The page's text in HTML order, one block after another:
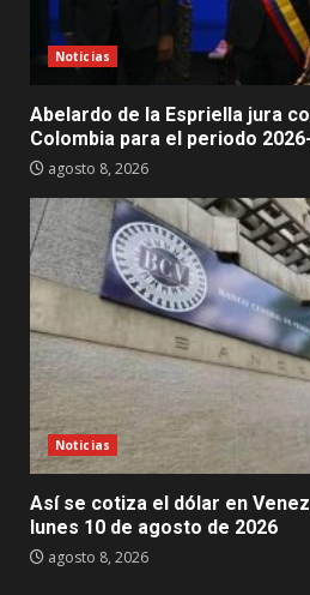
Noticias
Abelardo de la Espriella jura
Colombia para el periodo
agosto 8, 2026
Noticias
Así se cotiza el dólar en
lunes 10 de agosto de 2026
agosto 8, 2026